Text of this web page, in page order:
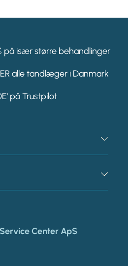
på især større behandlinger
alle tandlæger i Danmark
på Trustpilot
Center ApS